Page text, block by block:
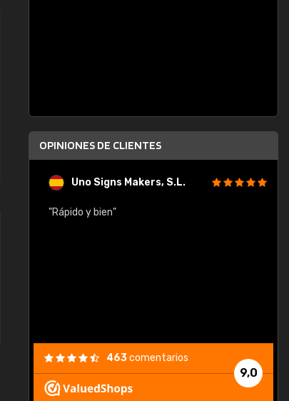
OPINIONES DE CLIENTES
Uno Signs Makers, S.L.
"Rápido y bien"
9,0
463comentarios